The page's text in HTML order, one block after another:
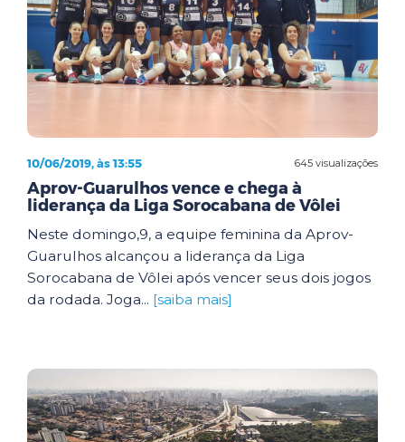
645 visualizações
10/06/2019, às 13:55
Aprov-Guarulhos vence e chega à
liderança da Liga Sorocabana de Vôlei
Neste domingo,9, a equipe feminina da Aprov-
Guarulhos alcançou a liderança da Liga
Sorocabana de Vôlei após vencer seus dois jogos
da rodada. Joga... [saiba mais]